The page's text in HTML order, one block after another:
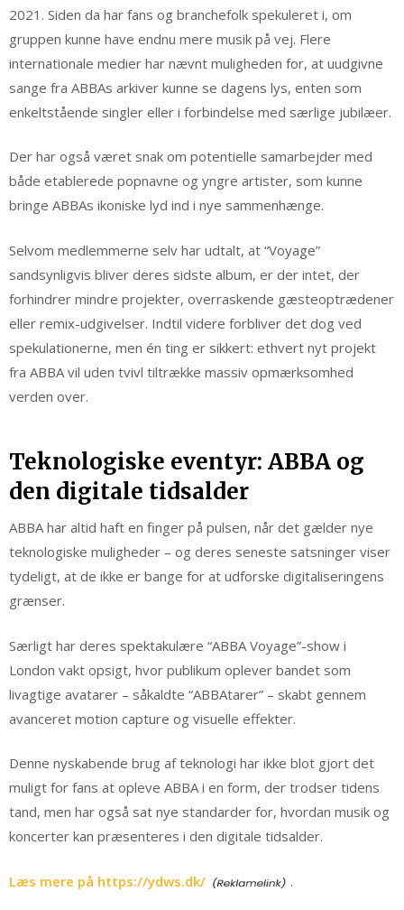
2021. Siden da har fans og branchefolk spekuleret i, om
gruppen kunne have endnu mere musik på vej. Flere
internationale medier har nævnt muligheden for, at uudgivne
sange fra ABBAs arkiver kunne se dagens lys, enten som
enkeltstående singler eller i forbindelse med særlige jubilæer.
Der har også været snak om potentielle samarbejder med
både etablerede popnavne og yngre artister, som kunne
bringe ABBAs ikoniske lyd ind i nye sammenhænge.
Selvom medlemmerne selv har udtalt, at “Voyage”
sandsynligvis bliver deres sidste album, er der intet, der
forhindrer mindre projekter, overraskende gæsteoptrædener
eller remix-udgivelser. Indtil videre forbliver det dog ved
spekulationerne, men én ting er sikkert: ethvert nyt projekt
fra ABBA vil uden tvivl tiltrække massiv opmærksomhed
verden over.
Teknologiske eventyr: ABBA og
den digitale tidsalder
ABBA har altid haft en finger på pulsen, når det gælder nye
teknologiske muligheder – og deres seneste satsninger viser
tydeligt, at de ikke er bange for at udforske digitaliseringens
grænser.
Særligt har deres spektakulære “ABBA Voyage”-show i
London vakt opsigt, hvor publikum oplever bandet som
livagtige avatarer – såkaldte “ABBAtarer” – skabt gennem
avanceret motion capture og visuelle effekter.
Denne nyskabende brug af teknologi har ikke blot gjort det
muligt for fans at opleve ABBA i en form, der trodser tidens
tand, men har også sat nye standarder for, hvordan musik og
koncerter kan præsenteres i den digitale tidsalder.
Læs mere på https://ydws.dk/ .